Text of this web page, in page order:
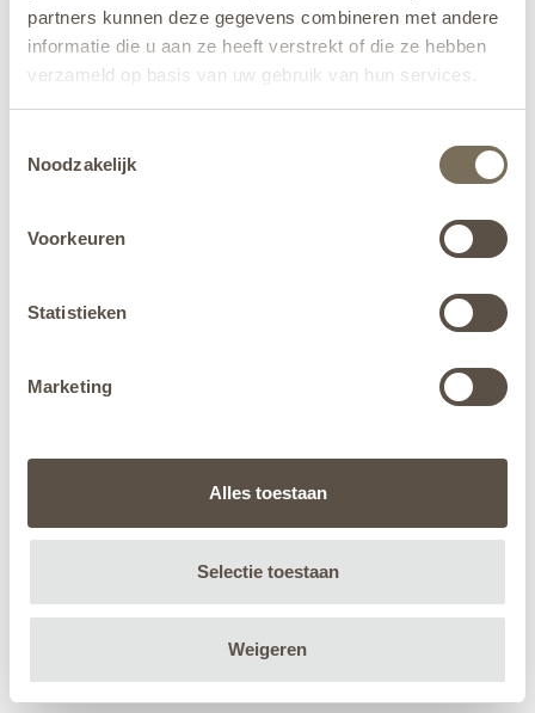
partners kunnen deze gegevens combineren met andere
informatie die u aan ze heeft verstrekt of die ze hebben
verzameld op basis van uw gebruik van hun services.
jehier.
Noodzakelijk
Voorkeuren
Statistieken
Marketing
Alles toestaan
Selectie toestaan
Weigeren